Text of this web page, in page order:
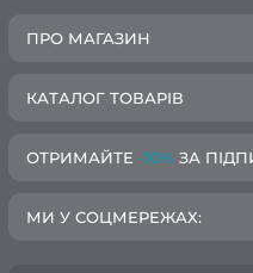
ПРО МАГАЗИН
КАТАЛОГ ТОВАРІВ
ОТРИМАЙТЕ -10% ЗА
МИ У СОЦМЕРЕЖАХ: